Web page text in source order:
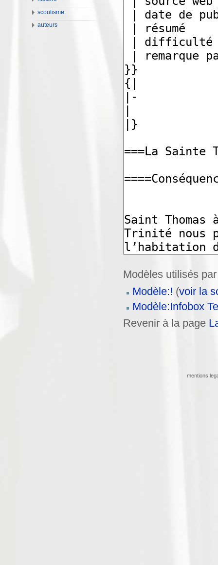
Modèles utilisés
Modèle:! (voir la
Modèle:Infobox
Revenir à la page
scoutisme
auteurs
mentions